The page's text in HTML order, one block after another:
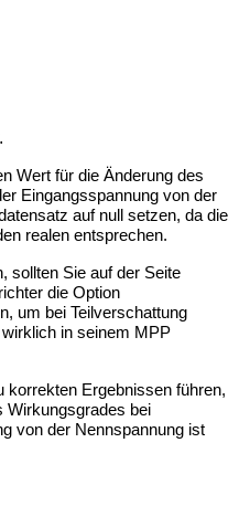
Wert für die Änderung des
Eingangsspannung von der
auf null setzen, da die
realen entsprechen.
sollten Sie auf der Seite
die Option
um bei Teilverschattung
in seinem MPP
korrekten Ergebnissen führen,
Wirkungsgrades bei
von der Nennspannung ist